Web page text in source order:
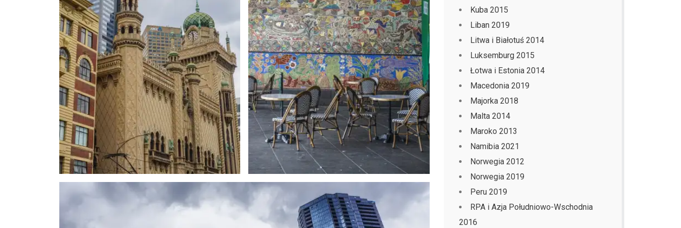
Kuba 2015
Liban 2019
Litwa i Białotuś 2014
Luksemburg 2015
Łotwa i Estonia 2014
Macedonia 2019
Majorka 2018
Malta 2014
Maroko 2013
Namibia 2021
Norwegia 2012
Norwegia 2019
Peru 2019
RPA i Azja Południowo-Wschodnia
2016